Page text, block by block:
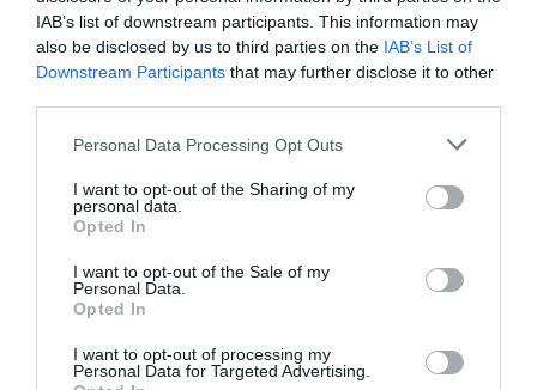
IAB’s list of downstream participants. This information may
also be disclosed by us to third parties on the IAB’s List of
Downstream Participants that may further disclose it to other
Please note that this website/app uses one or more Google
not limited to your visit or usage behaviour. You may click to
grant or deny consent to Google and its third-party tags to
use your data for below specified purposes in below Google
consent section.
Personal Data Processing Opt Outs
I want to opt-out of the Sharing of my
personal data.
Opted In
I want to opt-out of the Sale of my
Personal Data.
Opted In
I want to opt-out of processing my
Personal Data for Targeted Advertising.